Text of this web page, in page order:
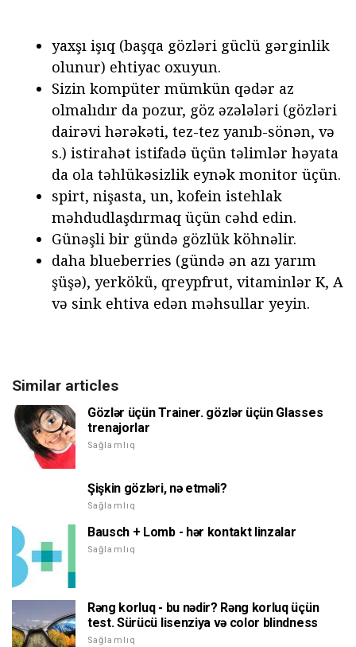
yaxşı işıq (başqa gözləri güclü gərginlik
olunur) ehtiyac oxuyun.
Sizin kompüter mümkün qədər az
olmalıdır da pozur, göz əzələləri (gözləri
dairəvi hərəkəti, tez-tez yanıb-sönən, və
s.) istirahət istifadə üçün təlimlər həyata
da ola təhlükəsizlik eynək monitor üçün.
spirt, nişasta, un, kofein istehlak
məhdudlaşdırmaq üçün cəhd edin.
Günəşli bir gündə gözlük köhnəlir.
daha blueberries (gündə ən azı yarım
şüşə), yerkökü, qreypfrut, vitaminlər K, A
və sink ehtiva edən məhsullar yeyin.
Similar articles
Gözlər üçün Trainer. gözlər üçün Glasses
trenajorlar
Sağlamlıq
Şişkin gözləri, nə etməli?
Sağlamlıq
Bausch + Lomb - hər kontakt linzalar
Sağlamlıq
Rəng korluq - bu nədir? Rəng korluq üçün
test. Sürücü lisenziya və color blindness
Sağlamlıq